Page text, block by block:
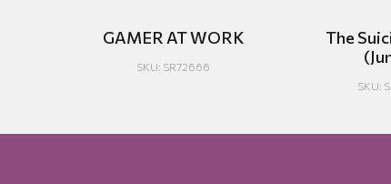
GAMER AT WORK
SKU: SR72666
The
SKU: